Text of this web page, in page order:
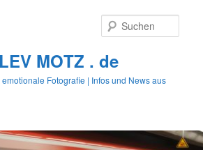
MOTZ . de
Fotografie | Infos und News aus